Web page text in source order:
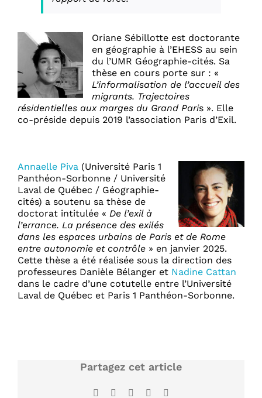
Oriane Sébillotte est doctorante
en géographie à l’EHESS au sein
du l’UMR Géographie-cités. Sa
thèse en cours porte sur : «
L’informalisation de l’accueil des
migrants. Trajectoires
résidentielles aux marges du Grand Paris ». Elle
co-préside depuis 2019 l’association Paris d’Exil.
Annaelle Piva (Université Paris 1
Panthéon-Sorbonne / Université
Laval de Québec / Géographie-
cités) a soutenu sa thèse de
doctorat intitulée « De l’exil à
l’errance. La présence des exilés
dans les espaces urbains de Paris et de Rome
entre autonomie et contrôle » en janvier 2025.
Cette thèse a été réalisée sous la direction des
professeures Danièle Bélanger et Nadine Cattan
dans le cadre d’une cotutelle entre l’Université
Laval de Québec et Paris 1 Panthéon-Sorbonne.
Partagez cet article
Facebook LinkedInWhatsApp